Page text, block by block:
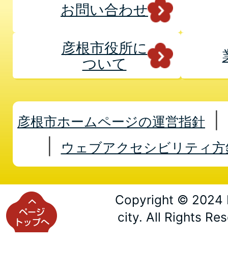
お問い合わせ
彦根市役所に
ついて
彦根市ホームページの運営指針
ウェブアクセシビリティ方
Copyright © 2024
city. All Rights